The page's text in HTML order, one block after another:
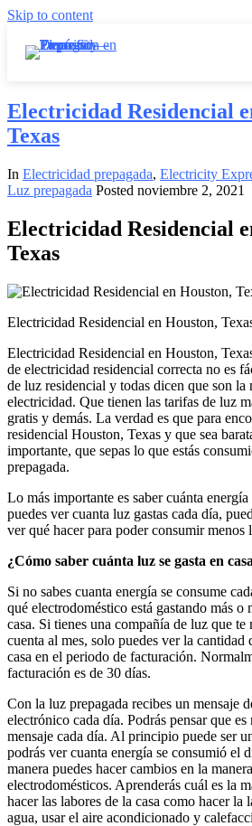
Skip to content
Inicio
Postpago
Contacto
Electricidad Residencial
Texas
In Electricidad prepagada, Electricity
Luz prepagada Posted noviembre 2, 2021
Electricidad Residencial
Texas
Electricidad Residencial en Houston,
Electricidad Residencial en Houston,
de electricidad residencial correcta no es
de luz residencial y todas dicen que son la
electricidad. Que tienen las tarifas de luz
gratis y demás. La verdad es que para
residencial Houston, Texas y que sea
importante, que sepas lo que estás
prepagada.
Lo más importante es saber cuánta
puedes ver cuanta luz gastas cada día,
ver qué hacer para poder consumir menos
¿Cómo saber cuánta luz se gasta en
Si no sabes cuanta energía se consume
qué electrodoméstico está gastando más o
casa. Si tienes una compañía de luz que te
cuenta al mes, solo puedes ver la cantidad
casa en el periodo de facturación.
facturación es de 30 días.
Con la luz prepagada recibes un mensaje
electrónico cada día. Podrás pensar que
mensaje cada día. Al principio puede ser
podrás ver cuanta energía se consumió el
manera puedes hacer cambios en la
electrodomésticos. Aprenderás cuál es la
hacer las labores de la casa como hacer la
agua, usar el aire acondicionado y